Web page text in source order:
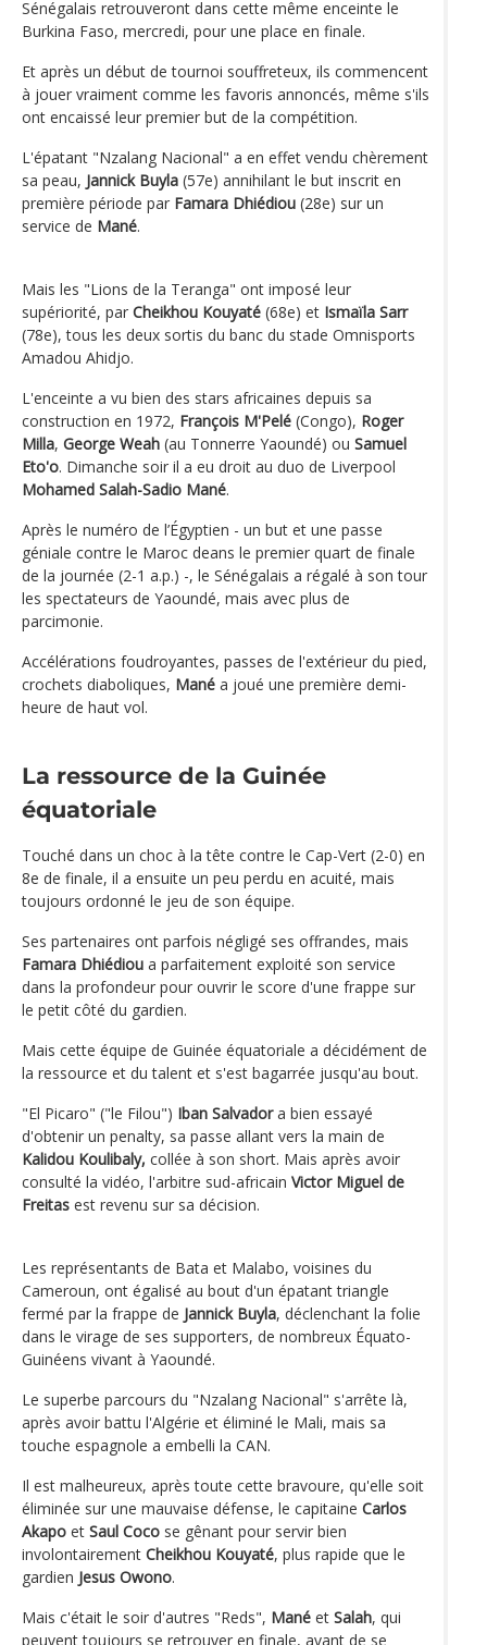
Sénégalais retrouveront dans cette même enceinte le
Burkina Faso, mercredi, pour une place en finale.
Et après un début de tournoi souffreteux, ils commencent
à jouer vraiment comme les favoris annoncés, même s'ils
ont encaissé leur premier but de la compétition.
L'épatant "Nzalang Nacional" a en effet vendu chèrement
sa peau, Jannick Buyla (57e) annihilant le but inscrit en
première période par Famara Dhiédiou (28e) sur un
service de Mané.
Mais les "Lions de la Teranga" ont imposé leur
supériorité, par Cheikhou Kouyaté (68e) et Ismaïla Sarr
(78e), tous les deux sortis du banc du stade Omnisports
Amadou Ahidjo.
L'enceinte a vu bien des stars africaines depuis sa
construction en 1972, François M'Pelé (Congo), Roger
Milla, George Weah (au Tonnerre Yaoundé) ou Samuel
Eto'o. Dimanche soir il a eu droit au duo de Liverpool
Mohamed Salah-Sadio Mané.
Après le numéro de l’Égyptien - un but et une passe
géniale contre le Maroc deans le premier quart de finale
de la journée (2-1 a.p.) -, le Sénégalais a régalé à son tour
les spectateurs de Yaoundé, mais avec plus de
parcimonie.
Accélérations foudroyantes, passes de l'extérieur du pied,
crochets diaboliques, Mané a joué une première demi-
heure de haut vol.
La ressource de la Guinée
équatoriale
Touché dans un choc à la tête contre le Cap-Vert (2-0) en
8e de finale, il a ensuite un peu perdu en acuité, mais
toujours ordonné le jeu de son équipe.
Ses partenaires ont parfois négligé ses offrandes, mais
Famara Dhiédiou a parfaitement exploité son service
dans la profondeur pour ouvrir le score d'une frappe sur
le petit côté du gardien.
Mais cette équipe de Guinée équatoriale a décidément de
la ressource et du talent et s'est bagarrée jusqu'au bout.
"El Picaro" ("le Filou") Iban Salvadora bien essayé
d'obtenir un penalty, sa passe allant vers la main de
Kalidou Koulibaly, collée à son short. Mais après avoir
consulté la vidéo, l'arbitre sud-africain Victor Miguel de
Freitas est revenu sur sa décision.
Les représentants de Bata et Malabo, voisines du
Cameroun, ont égalisé au bout d'un épatant triangle
fermé par la frappe de Jannick Buyla, déclenchant la folie
dans le virage de ses supporters, de nombreux Équato-
Guinéens vivant à Yaoundé.
Le superbe parcours du "Nzalang Nacional" s'arrête là,
après avoir battu l'Algérie et éliminé le Mali, mais sa
touche espagnole a embelli la CAN.
Il est malheureux, après toute cette bravoure, qu'elle soit
éliminée sur une mauvaise défense, le capitaine Carlos
Akapo et Saul Coco se gênant pour servir bien
involontairement Cheikhou Kouyaté, plus rapide que le
gardien Jesus Owono.
Mais c'était le soir d'autres "Reds", Mané et Salah, qui
peuvent toujours se retrouver en finale, avant de se